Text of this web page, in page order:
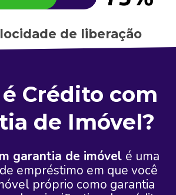
de liberação
Crédito com
de Imóvel?
garantia de imóvel é uma
empréstimo em que você
próprio como garantia